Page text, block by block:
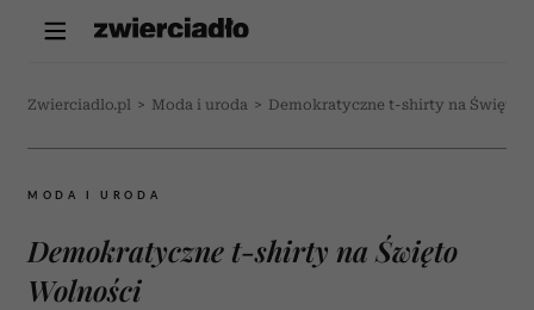
Zwierciadlo.pl > Moda i uroda > Demokratyczne t-shirty na Święto
MODA I URODA
Demokratyczne t-shirty na Święto
Wolności